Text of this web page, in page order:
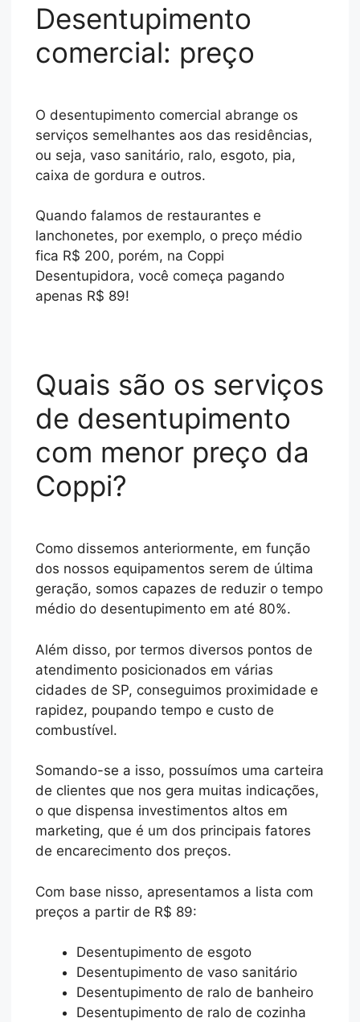
Desentupimento
comercial: preço
O desentupimento comercial abrange os
serviços semelhantes aos das residências,
ou seja, vaso sanitário, ralo, esgoto, pia,
caixa de gordura e outros.
Quando falamos de restaurantes e
lanchonetes, por exemplo, o preço médio
fica R$ 200, porém, na Coppi
Desentupidora, você começa pagando
apenas R$ 89!
Quais são os serviços
de desentupimento
com menor preço da
Coppi?
Como dissemos anteriormente, em função
dos nossos equipamentos serem de última
geração, somos capazes de reduzir o tempo
médio do desentupimento em até 80%.
Além disso, por termos diversos pontos de
atendimento posicionados em várias
cidades de SP, conseguimos proximidade e
rapidez, poupando tempo e custo de
combustível.
Somando-se a isso, possuímos uma carteira
de clientes que nos gera muitas indicações,
o que dispensa investimentos altos em
marketing, que é um dos principais fatores
de encarecimento dos preços.
Com base nisso, apresentamos a lista com
preços a partir de R$ 89:
Desentupimento de esgoto
Desentupimento de vaso sanitário
Desentupimento de ralo de banheiro
Desentupimento de ralo de cozinha